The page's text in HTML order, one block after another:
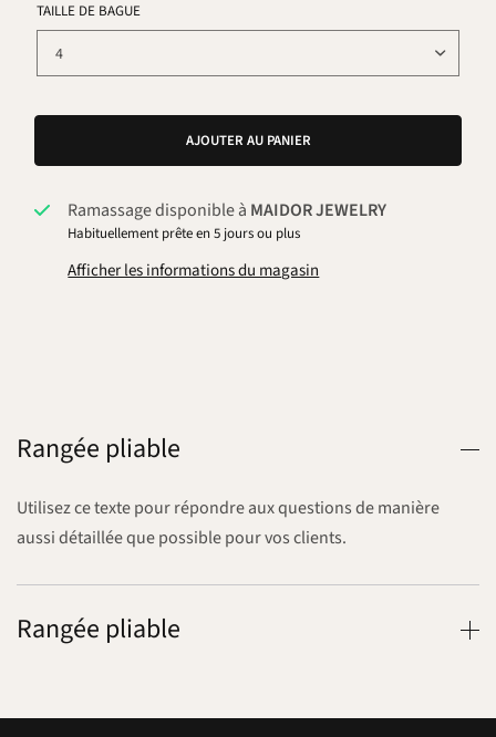
TAILLE DE BAGUE
AJOUTER AU PANIER
Ramassage disponible à MAIDOR JEWELRY
Habituellement prête en 5 jours ou plus
Afficher les informations du magasin
Rangée pliable
Utilisez ce texte pour répondre aux questions de manière
aussi détaillée que possible pour vos clients.
Rangée pliable